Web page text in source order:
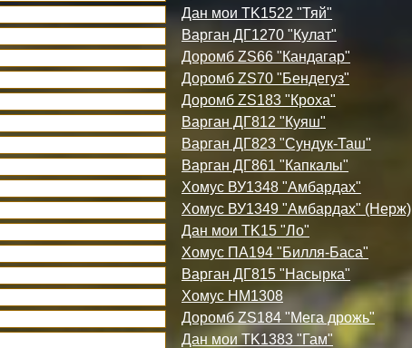
Дан мои TK1522 "Тяй"
Варган ДГ1270 "Кулат"
Доромб ZS66 "Кандагар"
Доромб ZS70 "Бендегуз"
Доромб ZS183 "Кроха"
Варган ДГ812 "Куяш"
Варган ДГ823 "Сундук-Таш"
Варган ДГ861 "Капкалы"
Хомус ВУ1348 "Амбардах"
Хомус ВУ1349 "Амбардах" (Нерж)
Дан мои TK15 "Ло"
Хомус ПА194 "Билля-Баса"
Варган ДГ815 "Насырка"
Хомус НМ1308
Доромб ZS184 "Мега дрожь"
Дан мои TK1383 "Гам"